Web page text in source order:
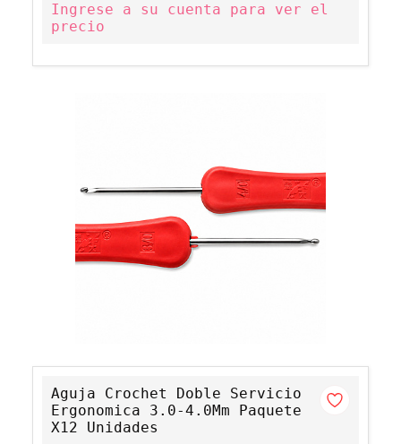
Ingrese a su cuenta para ver el
precio
Aguja Crochet Doble Servicio
Ergonomica 3.0-4.0Mm Paquete
X12 Unidades